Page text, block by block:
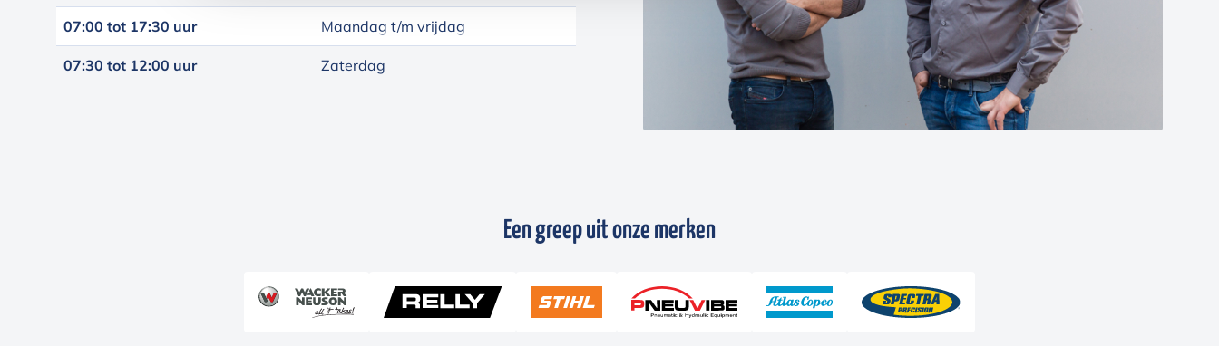
07:00 tot 17:30 uur Maandag t/m vrijdag
07:30 tot 12:00 uur Zaterdag
Een greep uit onze merken